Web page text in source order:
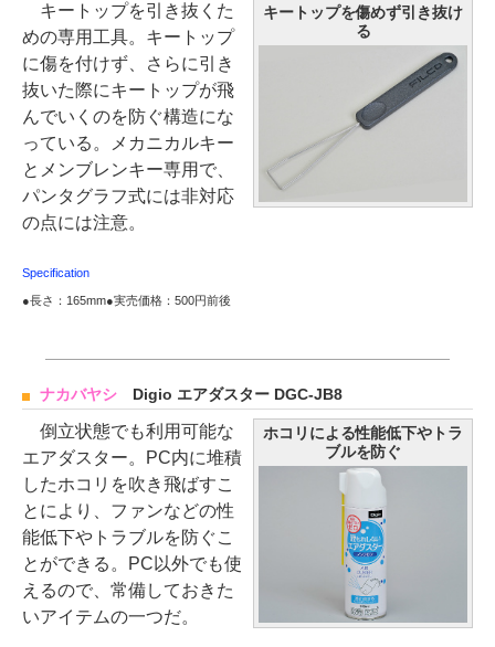
キートップを傷めず引き抜け
る
キートップを引き抜くた
めの専用工具。キートップ
に傷を付けず、さらに引き
抜いた際にキートップが飛
んでいくのを防ぐ構造にな
っている。メカニカルキー
とメンブレンキー専用で、
パンタグラフ式には非対応
の点には注意。
Specification
●長さ：165mm●実売価格：500円前後
ナカバヤシDigio エアダスター DGC-JB8
ホコリによる性能低下やトラ
ブルを防ぐ
倒立状態でも利用可能な
エアダスター。PC内に堆積
したホコリを吹き飛ばすこ
とにより、ファンなどの性
能低下やトラブルを防ぐこ
とができる。PC以外でも使
えるので、常備しておきた
いアイテムの一つだ。